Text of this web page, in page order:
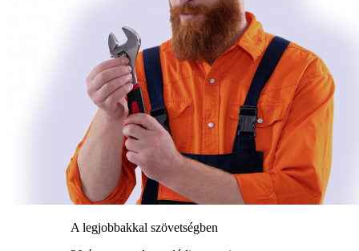
A legjobbakkal szövetségben